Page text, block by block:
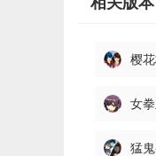
樱
女
猛